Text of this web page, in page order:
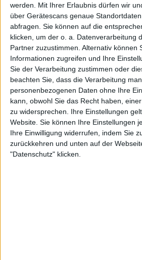
werden.
Mit Ihrer Erlaubnis dürfen wir
über Gerätescans genaue
abfragen. Sie können auf die
klicken, um der o. a. Datenverarbeitung
Partner zuzustimmen. Alternativ können
Informationen zugreifen und Ihre
Sie der Verarbeitung zustimmen oder
beachten Sie, dass die Verarbeitung
personenbezogenen Daten ohne Ihre
kann, obwohl Sie das Recht haben,
zu widersprechen. Ihre Einstellungen
Website. Sie können Ihre Einstellungen
Ihre Einwilligung widerrufen, indem Sie
zurückkehren und unten auf der
"Datenschutz" klicken.
nicht nur auf alte Alben wie “Versus
wollte. Und wie ich oben sagte, mir
Song ist wie das Album nicht
haben das AMON AMARTH dann und
mal zig mal besser formuliert, und
sich die Band nunmal selbst gesetzt.
her. 😉
FJ: An ein Album sollte man immer
aber verlieren wir uns nicht in
sich hier stellt, ist doch: Was erwarte
AMON-Album? Harmonien?
Gefühle in Tönen? Sicher nicht. Ich